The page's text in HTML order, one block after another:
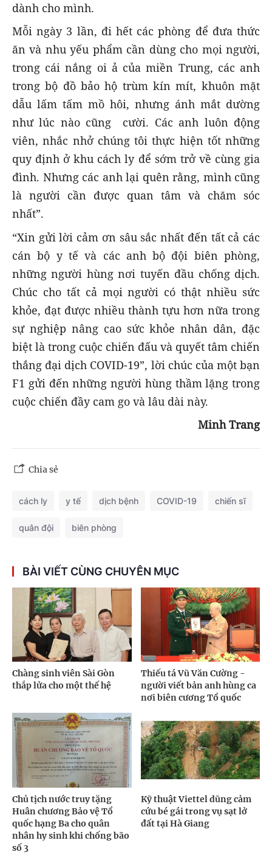
dành cho mình.
Mỗi ngày 3 lần, đi hết các phòng để đưa thức
ăn và nhu yếu phẩm cần dùng cho mọi người,
trong cái nắng oi ả của miền Trung, các anh
trong bộ đồ bảo hộ trùm kín mít, khuôn mặt
dẫu lấm tấm mồ hôi, nhưng ánh mắt dường
như lúc nào cũng cười. Các anh luôn động
viên, nhắc nhở chúng tôi thực hiện tốt những
quy định ở khu cách ly để sớm trở về cùng gia
đình. Nhưng các anh lại quên rằng, mình cũng
là người cần được quan tâm và chăm sóc
nhất”.
“Xin gửi lời cảm ơn sâu sắc nhất đến tất cả các
cán bộ y tế và các anh bộ đội biên phòng,
những người hùng nơi tuyến đầu chống dịch.
Chúc cho tất cả mọi người có thật nhiều sức
khỏe, đạt được nhiều thành tựu hơn nữa trong
sự nghiệp nâng cao sức khỏe nhân dân, đặc
biệt là trong cuộc chiến đấu và quyết tâm chiến
thắng đại dịch COVID-19”, lời chúc của một bạn
F1 gửi đến những người hùng thầm lặng trong
cuộc chiến đầy cam go và lâu dài này.
Minh Trang
Chia sẻ
cách ly y tế dịch bệnh COVID-19 chiến sĩ
quân đội biên phòng
BÀI VIẾT CÙNG CHUYÊN MỤC
Chàng sinh viên Sài Gòn
thắp lửa cho một thế hệ
Thiếu tá Vũ Văn Cường -
người viết bản anh hùng ca
nơi biên cương Tổ quốc
Chủ tịch nước truy tặng
Huân chương Bảo vệ Tổ
quốc hạng Ba cho quân
nhân hy sinh khi chống bão
số 3
Kỹ thuật Viettel dũng cảm
cứu bé gái trong vụ sạt lở
đất tại Hà Giang